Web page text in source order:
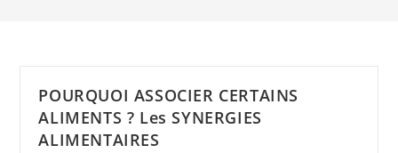
POURQUOI ASSOCIER CERTAINS
ALIMENTS ? Les SYNERGIES
ALIMENTAIRES